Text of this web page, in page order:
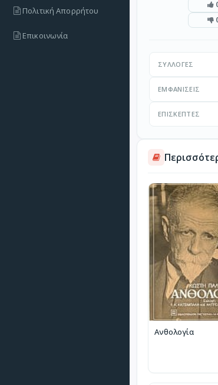
Πολιτική Απορρήτου
Επικοινωνία
ΣΥΛΛΟΓΈΣ
ΕΜΦΑΝΊΣΕΙΣ
ΕΠΙΣΚΈΠΤΕΣ
Ανθολογία